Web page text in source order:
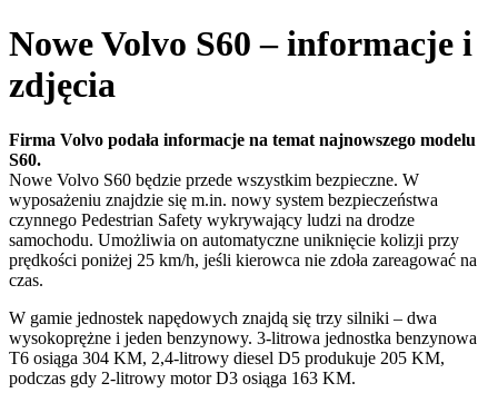
Nowe Volvo S60 – informacje i
zdjęcia
Firma Volvo podała informacje na temat najnowszego modelu
S60.
Nowe Volvo S60 będzie przede wszystkim bezpieczne. W
wyposażeniu znajdzie się m.in. nowy system bezpieczeństwa
czynnego Pedestrian Safety wykrywający ludzi na drodze
samochodu. Umożliwia on automatyczne uniknięcie kolizji przy
prędkości poniżej 25 km/h, jeśli kierowca nie zdoła zareagować na
czas.
W gamie jednostek napędowych znajdą się trzy silniki – dwa
wysokoprężne i jeden benzynowy. 3-litrowa jednostka benzynowa
T6 osiąga 304 KM, 2,4-litrowy diesel D5 produkuje 205 KM,
podczas gdy 2-litrowy motor D3 osiąga 163 KM.